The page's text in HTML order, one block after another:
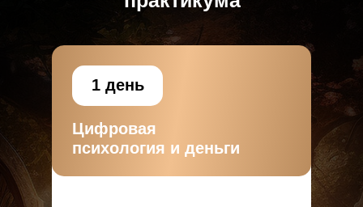
Цифровая
психология и деньги
1 день